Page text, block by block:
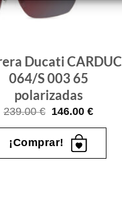
quiero
Ducati CARDUC
064/S 003 65
polarizadas
239.00€ El
original
era:
239.00 €.
146.00€El
actual
¡Comprar!